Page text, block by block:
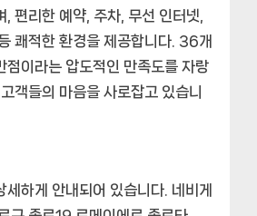
, 편리한 예약, 주차, 무선 인터넷,
쾌적한 환경을 제공합니다. 36개
점이라는 압도적인 만족도를 자랑
객들의 마음을 사로잡고 있습니
세하게 안내되어 있습니다. 네비게